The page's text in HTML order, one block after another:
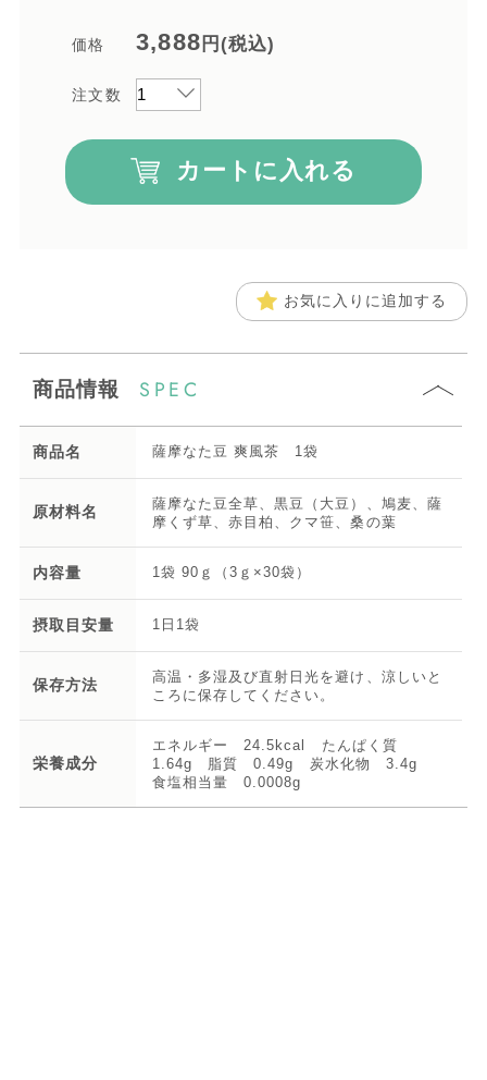
価格 3,888 円(税込)
注文数
カートに入れる
お気に入りに追加する
商品情報 SPEC
商品名 薩摩なた豆 爽風茶 1袋
原材料名
薩摩なた豆全草、黒豆（大豆）、鳩麦、薩
摩くず草、赤目柏、クマ笹、桑の葉
内容量 1袋 90ｇ（3ｇ×30袋）
摂取目安量 1日1袋
保存方法
高温・多湿及び直射日光を避け、涼しいと
ころに保存してください。
栄養成分
エネルギー 24.5kcal たんぱく質
1.64g 脂質 0.49g 炭水化物 3.4g
食塩相当量 0.0008g